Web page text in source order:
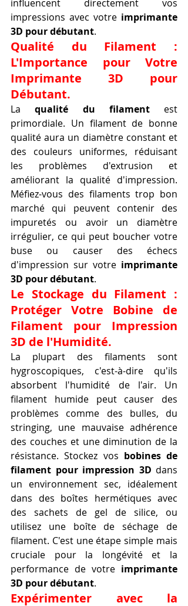
influencent directement vos
impressions avec votre imprimante
3D pour débutant.
Qualité du Filament :
L'Importance pour Votre
Imprimante 3D pour
Débutant.
La qualité du filament est
primordiale. Un filament de bonne
qualité aura un diamètre constant et
des couleurs uniformes, réduisant
les problèmes d'extrusion et
améliorant la qualité d'impression.
Méfiez-vous des filaments trop bon
marché qui peuvent contenir des
impuretés ou avoir un diamètre
irrégulier, ce qui peut boucher votre
buse ou causer des échecs
d'impression sur votre imprimante
3D pour débutant.
Le Stockage du Filament :
Protéger Votre Bobine de
Filament pour Impression
3D de l'Humidité.
La plupart des filaments sont
hygroscopiques, c'est-à-dire qu'ils
absorbent l'humidité de l'air. Un
filament humide peut causer des
problèmes comme des bulles, du
stringing, une mauvaise adhérence
des couches et une diminution de la
résistance. Stockez vos bobines de
filament pour impression 3D dans
un environnement sec, idéalement
dans des boîtes hermétiques avec
des sachets de gel de silice, ou
utilisez une boîte de séchage de
filament. C'est une étape simple mais
cruciale pour la longévité et la
performance de votre imprimante
3D pour débutant.
Expérimenter avec la